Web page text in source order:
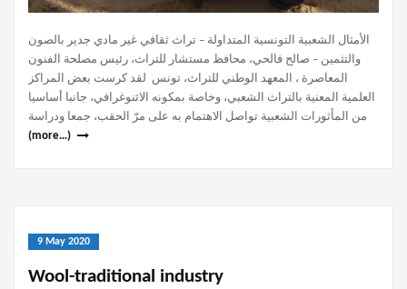
الأمثال الشعبية التونسية المتداولة – تراث ثقافي غير مادي جدير بالصون
والتثمين – صالح فالحي، محافظ مستشار للتراث، رئيس مصلحة الفنون
المعاصرة ، المعهد الوطني للتراث، تونس لقد كرست بعض المراكز
العلمية المعنية بالتراث الشعبي، وخاصة بمكونه الاثنوغرافي، جانبا أساسيا
من المأثورات الشعبية تواصل الاهتمام به على مرّ الحقب، جمعا ودراسة
(more…)
9 May 2020
Wool-traditional industry